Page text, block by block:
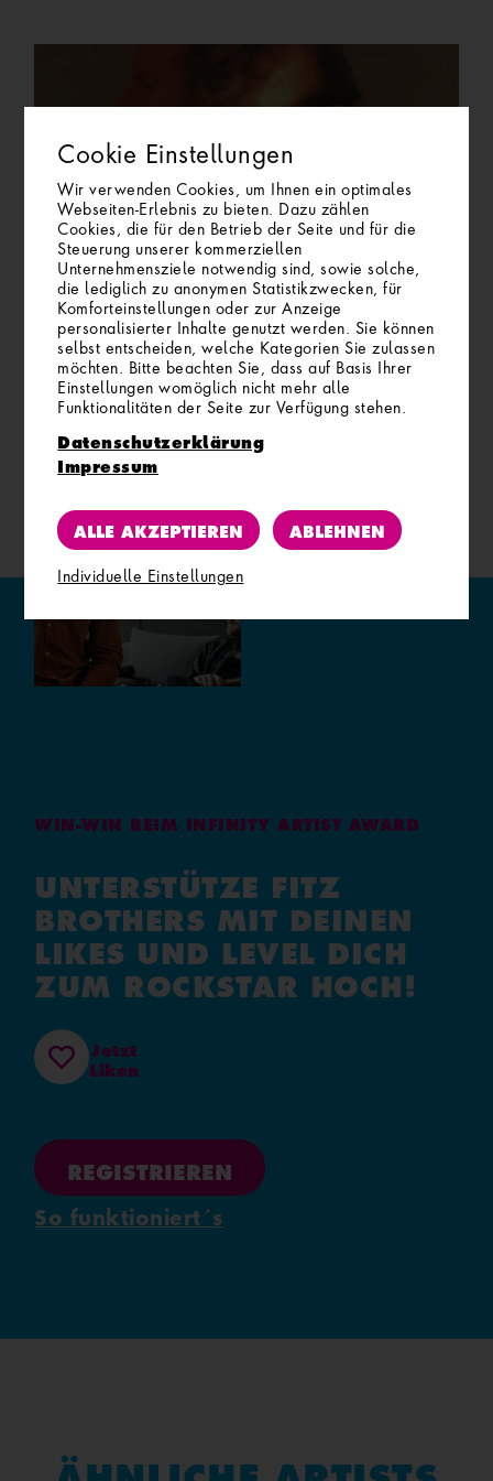
WIN-WIN BEIM INFINITY ARTIST AWARD
UNTERSTÜTZE FITZ
BROTHERS MIT DEINEN
LIKES UND LEVEL DICH
ZUM ROCKSTAR HOCH!
REGISTRIEREN
So funktioniert´s
Jetzt
Liken
ÄHNLICHE ARTISTS
Cookie Einstellungen
Wir verwenden Cookies, um Ihnen ein optimales
Webseiten-Erlebnis zu bieten. Dazu zählen
Cookies, die für den Betrieb der Seite und für die
Steuerung unserer kommerziellen
Unternehmensziele notwendig sind, sowie solche,
die lediglich zu anonymen Statistikzwecken, für
Komforteinstellungen oder zur Anzeige
personalisierter Inhalte genutzt werden. Sie können
selbst entscheiden, welche Kategorien Sie zulassen
möchten. Bitte beachten Sie, dass auf Basis Ihrer
Einstellungen womöglich nicht mehr alle
Funktionalitäten der Seite zur Verfügung stehen.
Datenschutzerklärung
Impressum
ALLE AKZEPTIEREN ABLEHNEN
Individuelle Einstellungen